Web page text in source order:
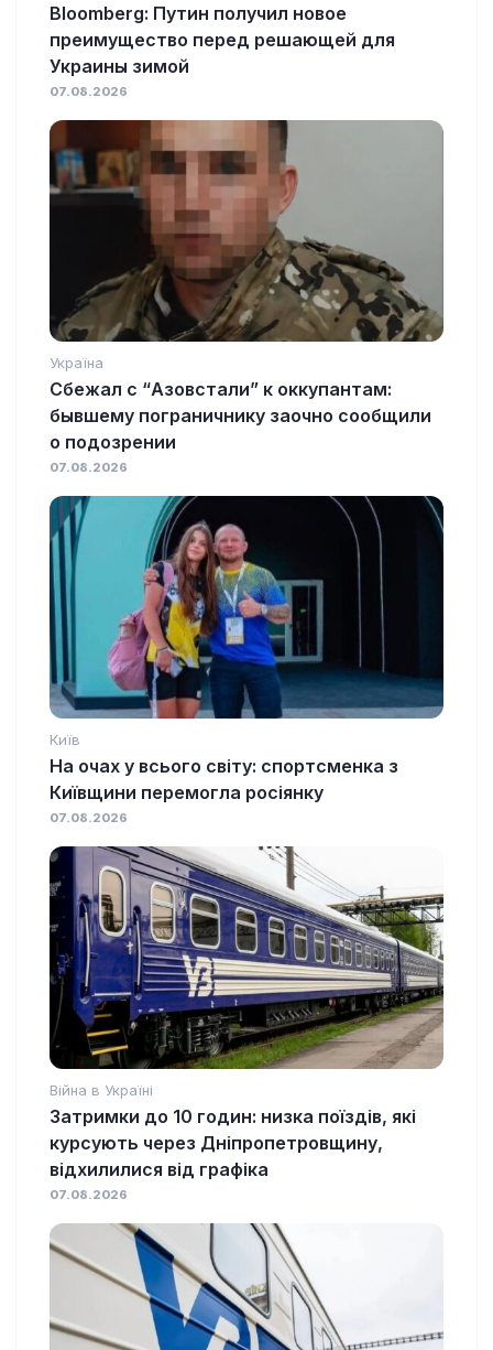
Bloomberg: Путин получил новое
преимущество перед решающей для
Украины зимой
07.08.2026
Україна
Сбежал с “Азовстали” к оккупантам:
бывшему пограничнику заочно сообщили
о подозрении
07.08.2026
Київ
На очах у всього світу: спортсменка з
Київщини перемогла росіянку
07.08.2026
Війна в Україні
Затримки до 10 годин: низка поїздів, які
курсують через Дніпропетровщину,
відхилилися від графіка
07.08.2026